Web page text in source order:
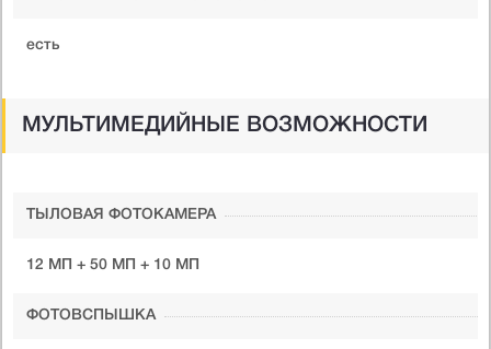
есть
МУЛЬТИМЕДИЙНЫЕ ВОЗМОЖНОСТИ
ТЫЛОВАЯ ФОТОКАМЕРА
12 МП + 50 МП + 10 МП
ФОТОВСПЫШКА